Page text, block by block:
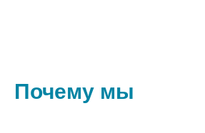
Почему мы